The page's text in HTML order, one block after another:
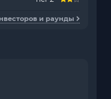
и раунды